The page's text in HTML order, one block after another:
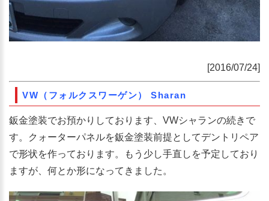
[2016/07/24]
VW（フォルクスワーゲン） Sharan
鈑金塗装でお預かりしております、VWシャランの続きで
す。クォーターパネルを鈑金塗装前提としてデントリペア
で形状を作っております。もう少し手直しを予定しており
ますが、何とか形になってきました。